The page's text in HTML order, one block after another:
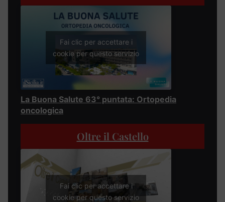
Fai clic per accettare i
cookie per questo servizio
La Buona Salute 63° puntata: Ortopedia
oncologica
Oltre il Castello
Fai clic per accettare i
cookie per questo servizio